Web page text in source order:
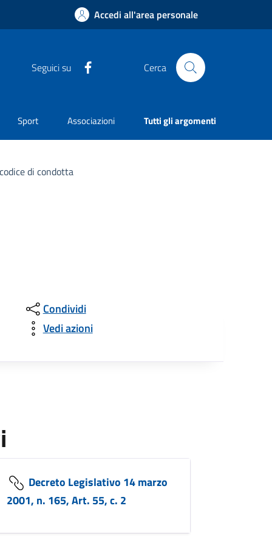
Accedi all'area personale
Seguici su Cerca
Sport Associazioni Tutti gli argomenti
di condotta
Condividi
Vedi azioni
Decreto Legislativo 14 marzo
2001, n. 165, Art. 55, c. 2